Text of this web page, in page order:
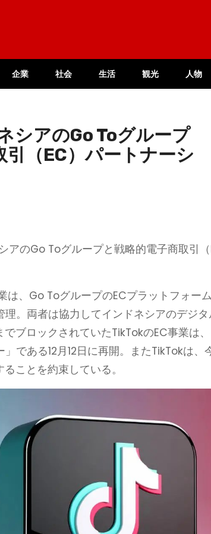
企業 社会 生活 観光 人物
シアのGo Toグループ
引（EC）パートナーシ
アのGo Toグループと戦略的電子商取引
は、Go ToグループのECプラットフォ
。両者は協力してインドネシアのデジ
でブロックされていたTikTokのEC事業は
である12月12日に再開。またTikTokは
ことを約束している。